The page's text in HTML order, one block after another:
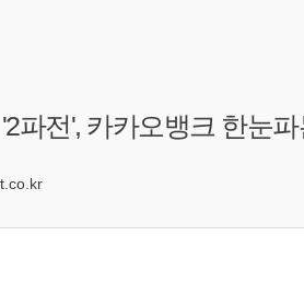
파전', 카카오뱅크 한눈